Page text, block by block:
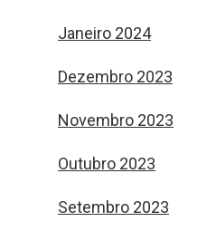
Janeiro 2024
Dezembro 2023
Novembro 2023
Outubro 2023
Setembro 2023